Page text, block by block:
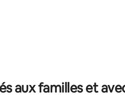
aux familles et